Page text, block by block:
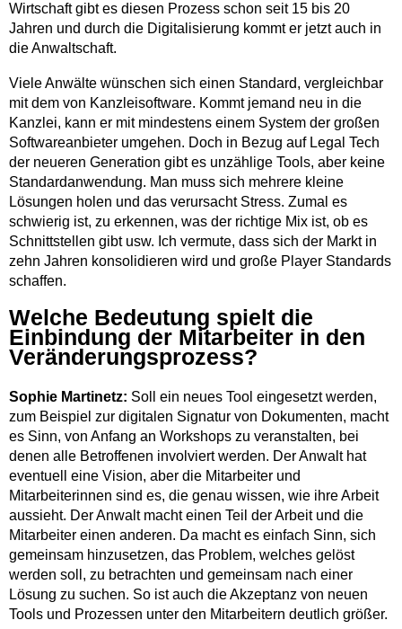
Wirtschaft gibt es diesen Prozess schon seit 15 bis 20
Jahren und durch die Digitalisierung kommt er jetzt auch in
die Anwaltschaft.
Viele Anwälte wünschen sich einen Standard, vergleichbar
mit dem von Kanzleisoftware. Kommt jemand neu in die
Kanzlei, kann er mit mindestens einem System der großen
Softwareanbieter umgehen. Doch in Bezug auf Legal Tech
der neueren Generation gibt es unzählige Tools, aber keine
Standardanwendung. Man muss sich mehrere kleine
Lösungen holen und das verursacht Stress. Zumal es
schwierig ist, zu erkennen, was der richtige Mix ist, ob es
Schnittstellen gibt usw. Ich vermute, dass sich der Markt in
zehn Jahren konsolidieren wird und große Player Standards
schaffen.
Welche Bedeutung spielt die
Einbindung der Mitarbeiter in den
Veränderungsprozess?
Sophie Martinetz: Soll ein neues Tool eingesetzt werden,
zum Beispiel zur digitalen Signatur von Dokumenten, macht
es Sinn, von Anfang an Workshops zu veranstalten, bei
denen alle Betroffenen involviert werden. Der Anwalt hat
eventuell eine Vision, aber die Mitarbeiter und
Mitarbeiterinnen sind es, die genau wissen, wie ihre Arbeit
aussieht. Der Anwalt macht einen Teil der Arbeit und die
Mitarbeiter einen anderen. Da macht es einfach Sinn, sich
gemeinsam hinzusetzen, das Problem, welches gelöst
werden soll, zu betrachten und gemeinsam nach einer
Lösung zu suchen. So ist auch die Akzeptanz von neuen
Tools und Prozessen unter den Mitarbeitern deutlich größer.